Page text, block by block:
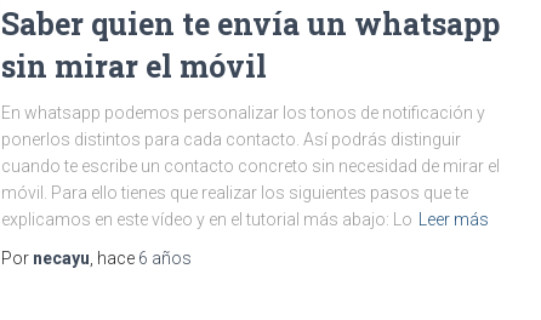
Saber quien te envía un whatsapp
sin mirar el móvil
En whatsapp podemos personalizar los tonos de notificación y
ponerlos distintos para cada contacto. Así podrás distinguir
cuando te escribe un contacto concreto sin necesidad de mirar el
móvil. Para ello tienes que realizar los siguientes pasos que te
explicamos en este vídeo y en el tutorial más abajo: Lo
Leer más
Por necayu , hace 6 años